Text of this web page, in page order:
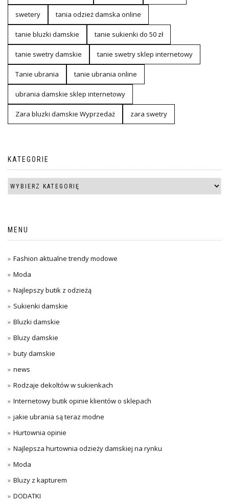
swetery tania odzież damska online
tanie bluzki damskie tanie sukienki do 50 zł
tanie swetry damskie tanie swetry sklep internetowy
Tanie ubrania tanie ubrania online
ubrania damskie sklep internetowy
Zara bluzki damskie Wyprzedaż zara swetry
KATEGORIE
MENU
Fashion aktualne trendy modowe
Moda
Najlepszy butik z odzieżą
Sukienki damskie
Bluzki damskie
Bluzy damskie
buty damskie
news
Rodzaje dekoltów w sukienkach
Internetowy butik opinie klientów o sklepach
jakie ubrania są teraz modne
Hurtownia opinie
Najlepsza hurtownia odzieży damskiej na rynku
Moda
Bluzy z kapturem
DODATKI